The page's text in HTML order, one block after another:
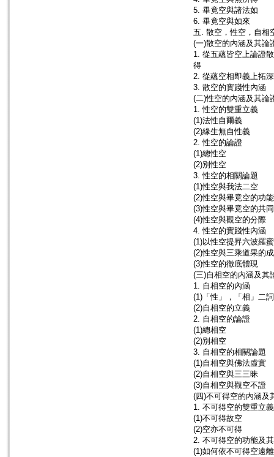
5. 畢竟空與諸法如
6. 畢竟空與如來
五. 散空，性空，自相
(一)散空的內涵及其論
1. 從五蘊皆空上論證
得
2. 從蘊空相即義上拓
3. 散空的實踐性內涵
(二)性空的內涵及其論
1. 性空的雙重立義
(1)法性自爾義
(2)緣生無自性義
2. 性空的論證
(1)總性空
(2)別性空
3. 性空的相關論題
(1)性空與我法二空
(2)性空與畢竟空的功
(3)性空與畢竟空的共
(4)性空與觀空的分際
4. 性空的實踐性內涵
(1)以性空提昇六波羅蜜
(2)性空與三乘道果的
(3)性空的徹底體現
(三)自相空的內涵及其
1. 自相空的內涵
(1)「性」，「相」二
(2)自相空的立義
2. 自相空的論證
(1)總相空
(2)別相空
3. 自相空的相關論題
(1)自相空與佛法虛實
(2)自相空與三三昧
(3)自相空與觀空不證
(四)不可得空的內涵及
1. 不可得空的雙重立義
(1)不可得故空
(2)空亦不可得
2. 不可得空的功能及
(1)如何依不可得空遠